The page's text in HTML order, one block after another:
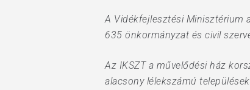
A Vidékfejlesztési Minisztérium
635 önkormányzat és civil
Az IKSZT a művelődési ház
alacsony lélekszámú